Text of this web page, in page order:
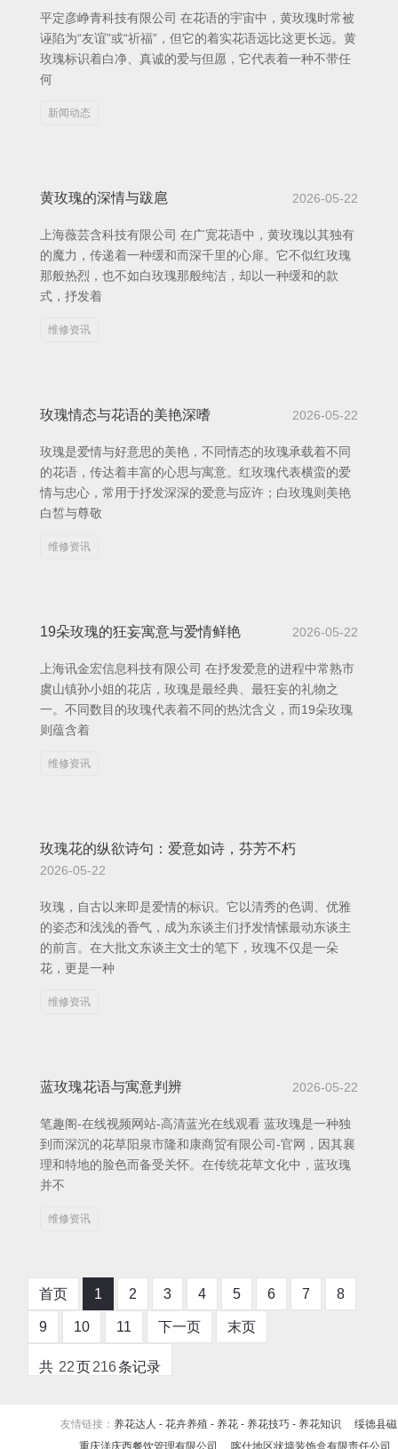
平定彦峥青科技有限公司 在花语的宇宙中，黄玫瑰时常被
诬陷为“友谊”或“祈福”，但它的着实花语远比这更长远。黄
玫瑰标识着白净、真诚的爱与但愿，它代表着一种不带任
何
新闻动态
黄玫瑰的深情与跋扈 2026-05-22
上海薇芸含科技有限公司 在广宽花语中，黄玫瑰以其独有
的魔力，传递着一种缓和而深千里的心扉。它不似红玫瑰
那般热烈，也不如白玫瑰那般纯洁，却以一种缓和的款
式，抒发着
维修资讯
玫瑰情态与花语的美艳深嗜 2026-05-22
玫瑰是爱情与好意思的美艳，不同情态的玫瑰承载着不同
的花语，传达着丰富的心思与寓意。红玫瑰代表横蛮的爱
情与忠心，常用于抒发深深的爱意与应许；白玫瑰则美艳
白皙与尊敬
维修资讯
19朵玫瑰的狂妄寓意与爱情鲜艳 2026-05-22
上海讯金宏信息科技有限公司 在抒发爱意的进程中常熟市
虞山镇孙小姐的花店，玫瑰是最经典、最狂妄的礼物之
一。不同数目的玫瑰代表着不同的热沈含义，而19朵玫瑰
则蕴含着
维修资讯
玫瑰花的纵欲诗句：爱意如诗，芬芳不朽
2026-05-22
玫瑰，自古以来即是爱情的标识。它以清秀的色调、优雅
的姿态和浅浅的香气，成为东谈主们抒发情愫最动东谈主
的前言。在大批文东谈主文士的笔下，玫瑰不仅是一朵
花，更是一种
维修资讯
蓝玫瑰花语与寓意判辨 2026-05-22
笔趣阁-在线视频网站-高清蓝光在线观看 蓝玫瑰是一种独
到而深沉的花草阳泉市隆和康商贸有限公司-官网，因其襄
理和特地的脸色而备受关怀。在传统花草文化中，蓝玫瑰
并不
维修资讯
首页 1 2 3 4 5 6 7 8
9 10 11 下一页 末页
共 22页216条记录
友情链接： 养花达人 - 花卉养殖 - 养花 - 养花技巧 - 养花知识
绥德县
重庆洋庆西餐饮管理有限公司
喀什地区状墙装饰盒有限责任公司